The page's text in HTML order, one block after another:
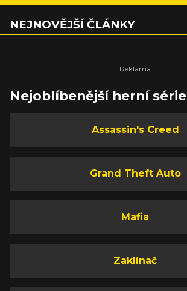
NEJNOVĚJŠÍ ČLÁNKY
Nejoblíbenější herní série
Assassin's Creed
Grand Theft Auto
Mafia
Zaklínač